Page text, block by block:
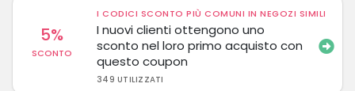
5%
SCONTO
I CODICI SCONTO PIÙ COMUNI IN NEGOZI SIMILI
I nuovi clienti ottengono uno
sconto nel loro primo acquisto con
questo coupon
349 UTILIZZATI